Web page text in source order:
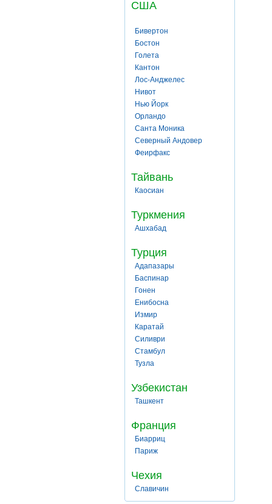
США
Бивертон
Бостон
Голета
Кантон
Лос-Анджелес
Нивот
Нью Йорк
Орландо
Санта Моника
Северный Андовер
Феирфакс
Тайвань
Каосиан
Туркмения
Ашхабад
Турция
Адапазары
Баспинар
Гонен
Енибосна
Измир
Каратай
Силиври
Стамбул
Тузла
Узбекистан
Ташкент
Франция
Биарриц
Париж
Чехия
Славичин